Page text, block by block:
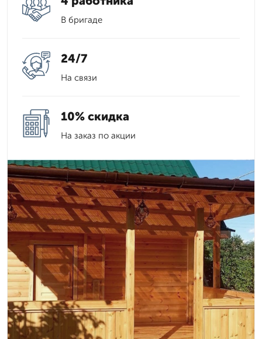
В бригаде
24/7
На связи
10% скидка
На заказ по акции